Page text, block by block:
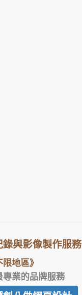
與影像製作服務
限地區》
業的品牌服務